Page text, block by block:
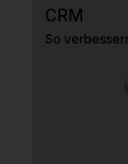
CRM
So